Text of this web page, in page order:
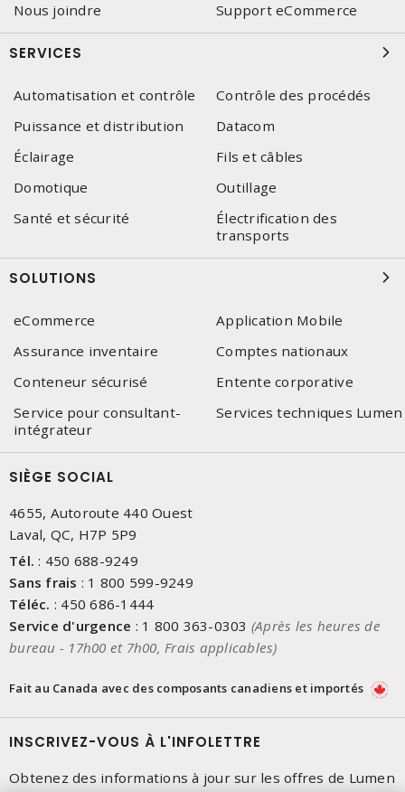
Nous joindre
Support eCommerce
SERVICES
Automatisation et contrôle
Contrôle des procédés
Puissance et distribution
Datacom
Éclairage
Fils et câbles
Domotique
Outillage
Santé et sécurité
Électrification des
transports
SOLUTIONS
eCommerce
Application Mobile
Assurance inventaire
Comptes nationaux
Conteneur sécurisé
Entente corporative
Service pour consultant-
intégrateur
Services techniques Lumen
SIÈGE SOCIAL
4655, Autoroute 440 Ouest
Laval, QC, H7P 5P9
Tél. : 450 688-9249
Sans frais : 1 800 599-9249
Téléc. : 450 686-1444
Service d'urgence : 1 800 363-0303 (Après les heures de
bureau - 17h00 et 7h00, Frais applicables)
Fait au Canada avec des composants canadiens et importés
INSCRIVEZ-VOUS À L'INFOLETTRE
Obtenez des informations à jour sur les offres de Lumen